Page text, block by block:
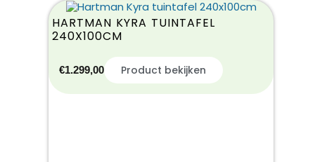
HARTMAN KYRA TUINTAFEL
240X100CM
€1.299,00 Product bekijken